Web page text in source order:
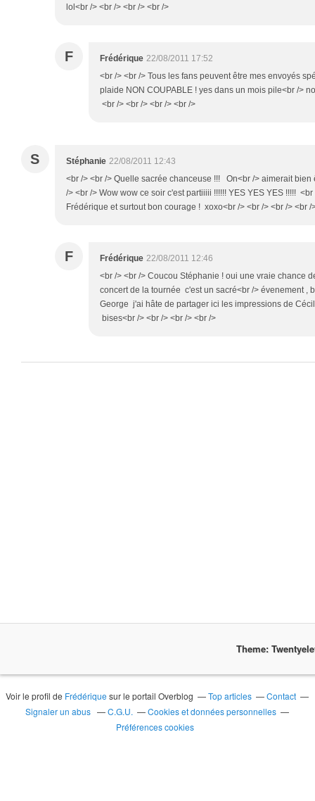
lol<br /> <br /> <br /> <br />
F Frédérique 22/08/2011 17:52
<br /> <br /> Tous les fans peuvent être mes envoyés
plaide NON COUPABLE ! yes dans un mois pile<br />
<br /> <br /> <br /> <br />
S Stéphanie 22/08/2011 12:43
<br /> <br /> Quelle sacrée chanceuse !!! On<br /> aimerait bien
/> <br /> Wow wow ce soir c'est partiiiii !!!!!! YES YES YES !!!!!
Frédérique et surtout bon courage ! xoxo<br /> <br /> <br /> <br /
F Frédérique 22/08/2011 12:46
<br /> <br /> Coucou Stéphanie ! oui une vraie chance
concert de la tournée c'est un sacré<br /> évenement ,
George j'ai hâte de partager ici les impressions de
bises<br /> <br /> <br /> <br />
Theme:
Voir le profil de Frédérique sur le portail Overblog Top articles
Contact
Signaler un abus
C.G.U.
Cookies et données personnelles
Préférences cookies